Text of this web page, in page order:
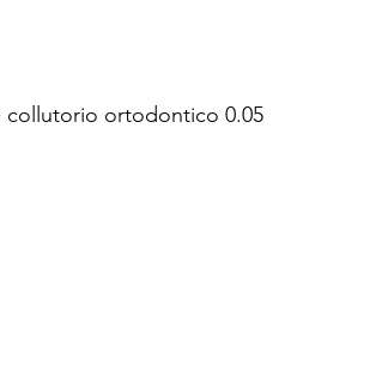
collutorio ortodontico 0.05